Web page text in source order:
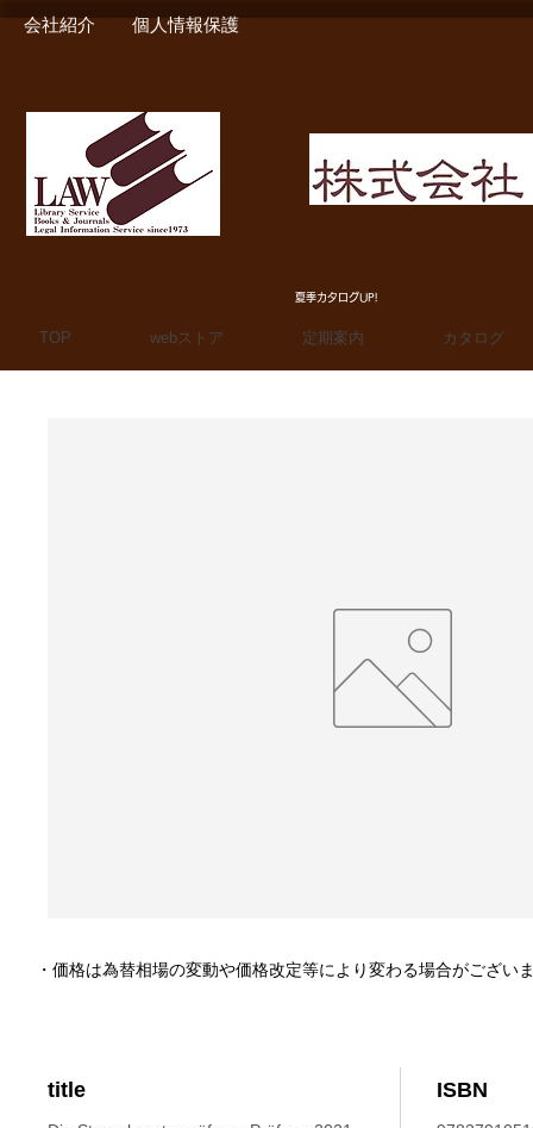
会社紹介 個人情報保護
夏季カタログUP!
TOP webストア 定期案内 カタログ
title ISBN
・価格は為替相場の変動や価格改定等により変わる場合がござい